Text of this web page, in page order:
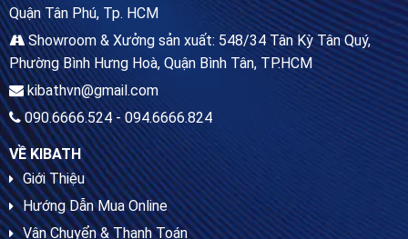
Quận Tân Phú, Tp. HCM
Showroom & Xưởng sản xuất: 548/34 Tân Kỳ Tân Quý,
Phường Bình Hưng Hoà, Quận Bình Tân, TP.HCM
kibathvn@gmail.com
090.6666.524 - 094.6666.824
VỀ KIBATH
Giới Thiệu
Hướng Dẫn Mua Online
Vận Chuyển & Thanh Toán